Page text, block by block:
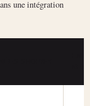
une intégration